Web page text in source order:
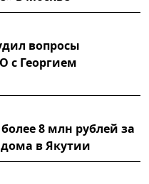
вопросы
с Георгием
8 млн рублей за
в Якутии